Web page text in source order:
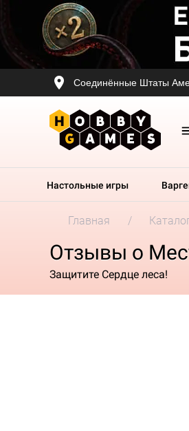
Соединённые Штаты
Настольные игры
Главная
Отзывы о
Защитите Сердце леса!